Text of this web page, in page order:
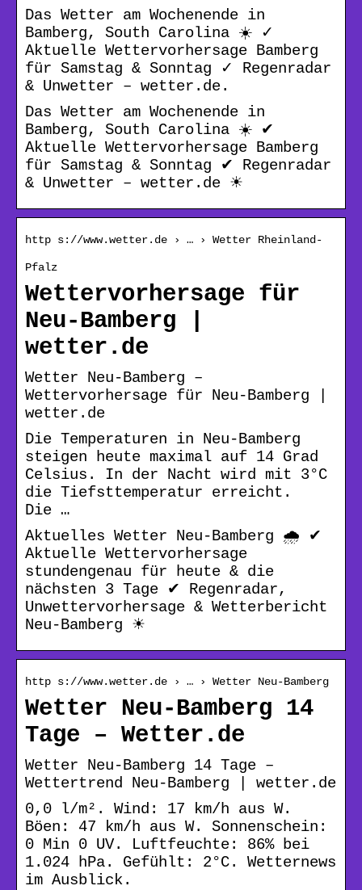
Das Wetter am Wochenende in
Bamberg, South Carolina ☀️ ✓
Aktuelle Wettervorhersage Bamberg
für Samstag & Sonntag ✓ Regenradar
& Unwetter – wetter.de.
Das Wetter am Wochenende in
Bamberg, South Carolina ☀️ ✔
Aktuelle Wettervorhersage Bamberg
für Samstag & Sonntag ✔ Regenradar
& Unwetter – wetter.de ☀
http s://www.wetter.de › … › Wetter Rheinland-
Pfalz
Wettervorhersage für
Neu-Bamberg |
wetter.de
Wetter Neu-Bamberg –
Wettervorhersage für Neu-Bamberg |
wetter.de
Die Temperaturen in Neu-Bamberg
steigen heute maximal auf 14 Grad
Celsius. In der Nacht wird mit 3°C
die Tiefsttemperatur erreicht.
Die …
Aktuelles Wetter Neu-Bamberg 🌧️ ✔
Aktuelle Wettervorhersage
stundengenau für heute & die
nächsten 3 Tage ✔ Regenradar,
Unwettervorhersage & Wetterbericht
Neu-Bamberg ☀
http s://www.wetter.de › … › Wetter Neu-Bamberg
Wetter Neu-Bamberg 14
Tage – Wetter.de
Wetter Neu-Bamberg 14 Tage –
Wettertrend Neu-Bamberg | wetter.de
0,0 l/m². Wind: 17 km/h aus W.
Böen: 47 km/h aus W. Sonnenschein:
0 Min 0 UV. Luftfeuchte: 86% bei
1.024 hPa. Gefühlt: 2°C. Wetternews
im Ausblick.